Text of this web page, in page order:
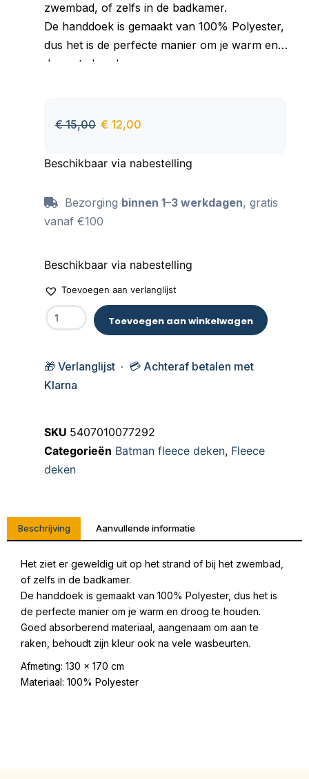
zwembad, of zelfs in de badkamer.
De handdoek is gemaakt van 100% Polyester,
dus het is de perfecte manier om je warm en
droog te houden.
wasbeurten.
€15,00 € 12,00
Beschikbaar via nabestelling
Bezorging binnen 1–3 werkdagen, gratis
vanaf €100
Beschikbaar via nabestelling
Toevoegen aan verlanglijst
Toevoegen aan winkelwagen
🎁 Verlanglijst · 💳 Achteraf betalen met
Klarna
SKU 5407010077292
Categorieën Batman fleece deken, Fleece
deken
Beschrijving Aanvullende informatie
Het ziet er geweldig uit op het strand of bij het zwembad,
of zelfs in de badkamer.
De handdoek is gemaakt van 100% Polyester, dus het is
de perfecte manier om je warm en droog te houden.
Goed absorberend materiaal, aangenaam om aan te
raken, behoudt zijn kleur ook na vele wasbeurten.
Afmeting: 130 x 170 cm
Materiaal: 100% Polyester